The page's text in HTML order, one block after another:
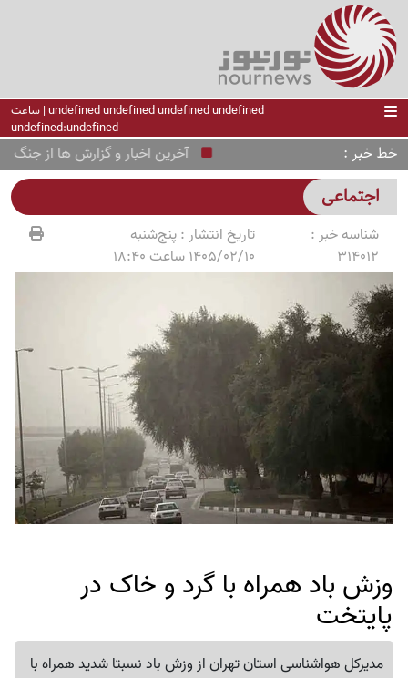
undefined undefined undefined undefined | ساعت
undefined:undefined
خط خبر آخرین اخبار و گزارش ها از جنگ ایران و
اجتماعی
شناسه خبر :
314012
تاریخ انتشار :پنج‌شنبه
1405/02/10 ساعت 18:40
وزش باد همراه با گرد و خاک در
پایتخت
مدیرکل هواشناسی استان تهران از وزش باد نسبتا شدید همراه با